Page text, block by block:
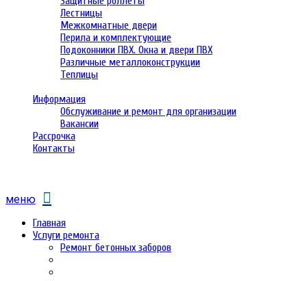
Лестницы
Межкомнатные двери
Перила и комплектующие
Подоконники ПВХ. Окна и двери ПВХ
Различные металлоконструкции
Теплицы
Информация
Обслуживание и ремонт для организации
Вакансии
Рассрочка
Контакты
меню
Главная
Услуги ремонта
Ремонт бетонных заборов